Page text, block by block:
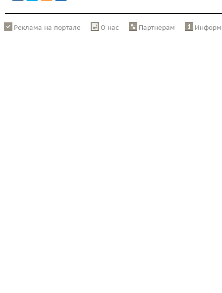
Реклама на портале О нас Партнерам